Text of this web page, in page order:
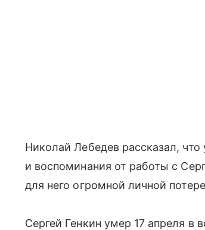
Николай Лебедев рассказал,
и воспоминания от работы с
для него огромной личной
Сергей Генкин умер 17 апреля в